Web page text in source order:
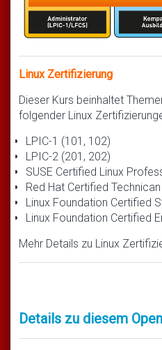
Linux Zertifizierung
Dieser Kurs beinhaltet
folgender Linux
LPIC-1 (101, 102)
LPIC-2 (201, 202)
SUSE Certified Linux
Red Hat Certified Technican
Linux Foundation Certified
Linux Foundation Certified
Mehr Details zu Linux
Details zu diesem